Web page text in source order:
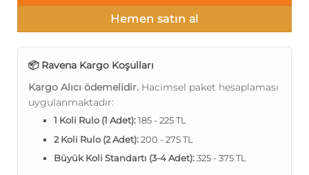
Hemen satın al
📦 Ravena Kargo Koşulları
Kargo Alıcı ödemelidir. Hacimsel paket hesaplaması
uygulanmaktadır:
1 Koli Rulo (1 Adet):185 - 225 TL
2 Koli Rulo (2 Adet):200 - 275 TL
Büyük Koli Standartı (3-4 Adet):325 - 375 TL